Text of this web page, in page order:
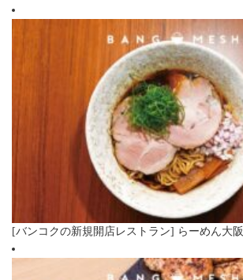
[バンコクの新規開店レストラン] らーめん大阪